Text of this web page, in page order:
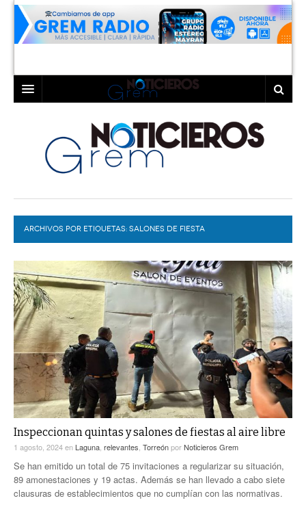
LAGUNA
TORREÓN
GÓMEZ PALACIO
LERDO
COAHUILA
DURANGO
DEPORTES
EXA
EL EXACTO
EXA INFORMA
GLOBO
CONTEXTOS
TRAYECTO LAGUNA
A MEDIA MAÑANA
A TODA LEY
DIÁLOGOS CON LA HISTORIA
TWEETS AND BEATS
LA MEJOR 97.1 ESTÉREO GALLITO
ACTUALIDADES GREM
LA MEJOR INFORMACIÓN
COLABORADORES
PC29
ACTUALIDADES GREM
ARCHIVOS POR ETIQUETAS: SALONES DE FIESTA
Inspeccionan quintas y salones de fiestas al aire libre
1 agosto, 2024en Laguna relevantes TorreónporNoticieros Grem
Se han emitido un total de 75 invitaciones a regularizar su situación,
89 amonestaciones y 19 actas. Además se han llevado a cabo siete
clausuras de establecimientos que no cumplían con las normativas.